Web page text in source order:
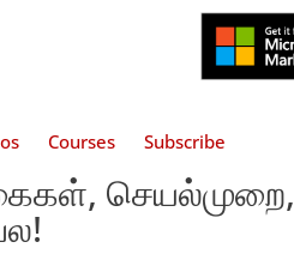
Courses Subscribe
செயல்முறை,